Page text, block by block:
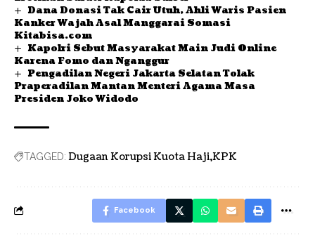
Dana Donasi Tak Cair Utuh, Ahli Waris Pasien
Kanker Wajah Asal Manggarai Somasi
Kitabisa.com
Kapolri Sebut Masyarakat Main Judi Online
Karena Fomo dan Nganggur
Pengadilan Negeri Jakarta Selatan Tolak
Praperadilan Mantan Menteri Agama Masa
Presiden Joko Widodo
TAGGED: Dugaan Korupsi Kuota Haji KPK
Facebook